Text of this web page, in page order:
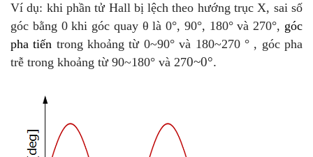
Ví dụ: khi phần tử Hall bị lệch theo hướng trục X, sai số
góc bằng 0 khi góc quay θ là 0°, 90°, 180° và 270°, góc
pha tiến trong khoảng từ 0~90° và 180~270 ° , góc pha
trễ trong khoảng từ 90~180° và 270~0°.